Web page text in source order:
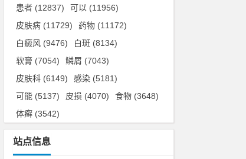
患者 (12837) 可以 (11956)
皮肤病 (11729) 药物 (11172)
白癜风 (9476) 白斑 (8134)
软膏 (7054) 鳞屑 (7043)
皮肤科 (6149) 感染 (5181)
可能 (5137) 皮损 (4070) 食物 (3648)
体癣 (3542)
站点信息